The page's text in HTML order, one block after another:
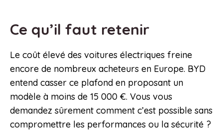
Ce qu’il faut retenir
Le coût élevé des voitures électriques freine
encore de nombreux acheteurs en Europe. BYD
entend casser ce plafond en proposant un
modèle à moins de 15 000 €. Vous vous
demandez sûrement comment c’est possible sans
compromettre les performances ou la sécurité ?